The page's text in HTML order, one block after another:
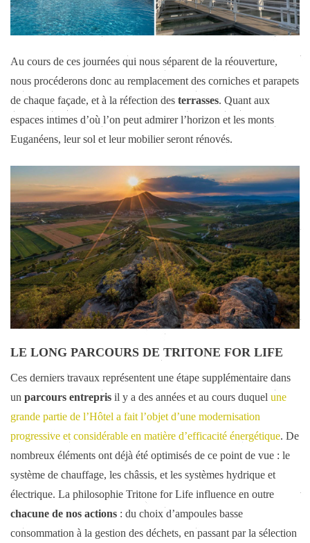
Au cours de ces journées qui nous séparent de la réouverture,
nous procéderons donc au remplacement des corniches et parapets
de chaque façade, et à la réfection des terrasses. Quant aux
espaces intimes d’où l’on peut admirer l’horizon et les monts
Euganéens, leur sol et leur mobilier seront rénovés.
LE LONG PARCOURS DE TRITONE FOR LIFE
Ces derniers travaux représentent une étape supplémentaire dans
un parcours entrepris il y a des années et au cours duquel une
grande partie de l’Hôtel a fait l’objet d’une modernisation
progressive et considérable en matière d’efficacité énergétique. De
nombreux éléments ont déjà été optimisés de ce point de vue : le
système de chauffage, les châssis, et les systèmes hydrique et
électrique. La philosophie Tritone for Life influence en outre
chacune de nos actions : du choix d’ampoules basse
consommation à la gestion des déchets, en passant par la sélection